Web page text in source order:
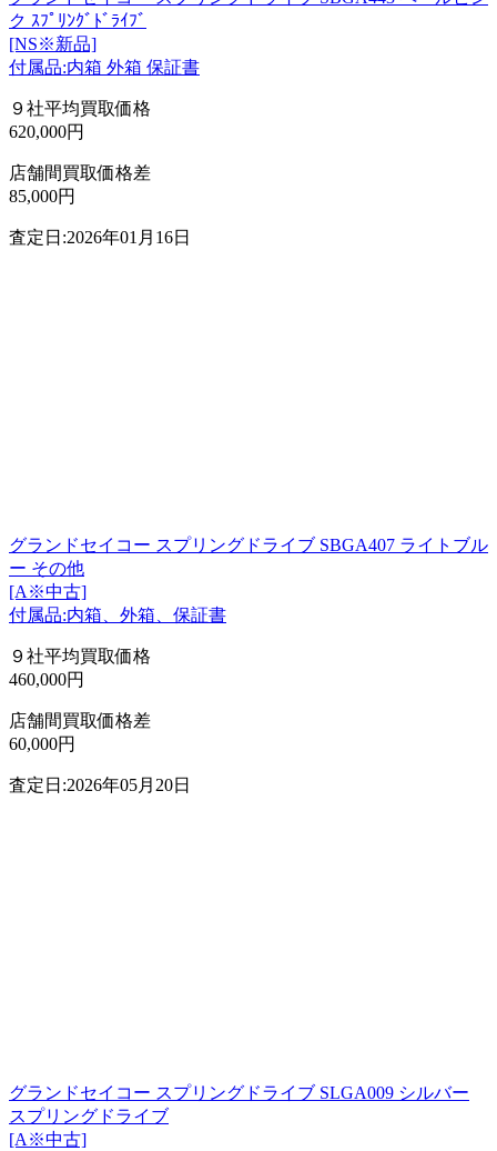
ク ｽﾌﾟﾘﾝｸﾞﾄﾞﾗｲﾌﾞ
[NS※新品]
付属品:内箱 外箱 保証書
９社平均買取価格
620,000円
店舗間買取価格差
85,000円
査定日:2026年01月16日
グランドセイコー スプリングドライブ SBGA407 ライトブル
ー その他
[A※中古]
付属品:内箱、外箱、保証書
９社平均買取価格
460,000円
店舗間買取価格差
60,000円
査定日:2026年05月20日
グランドセイコー スプリングドライブ SLGA009 シルバー
スプリングドライブ
[A※中古]